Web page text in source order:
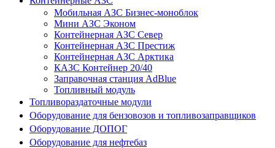
Мобильная АЗС Бизнес-моноблок
Мини АЗС Эконом
Контейнерная АЗС Север
Контейнерная АЗС Престиж
Контейнерная АЗС Арктика
КАЗС Контейнер 20/40
Заправочная станция AdBlue
Топливный модуль
Топливораздаточные модули
Оборудование для бензовозов и топливозаправщиков
Оборудование ДОПОГ
Оборудование для нефтебаз